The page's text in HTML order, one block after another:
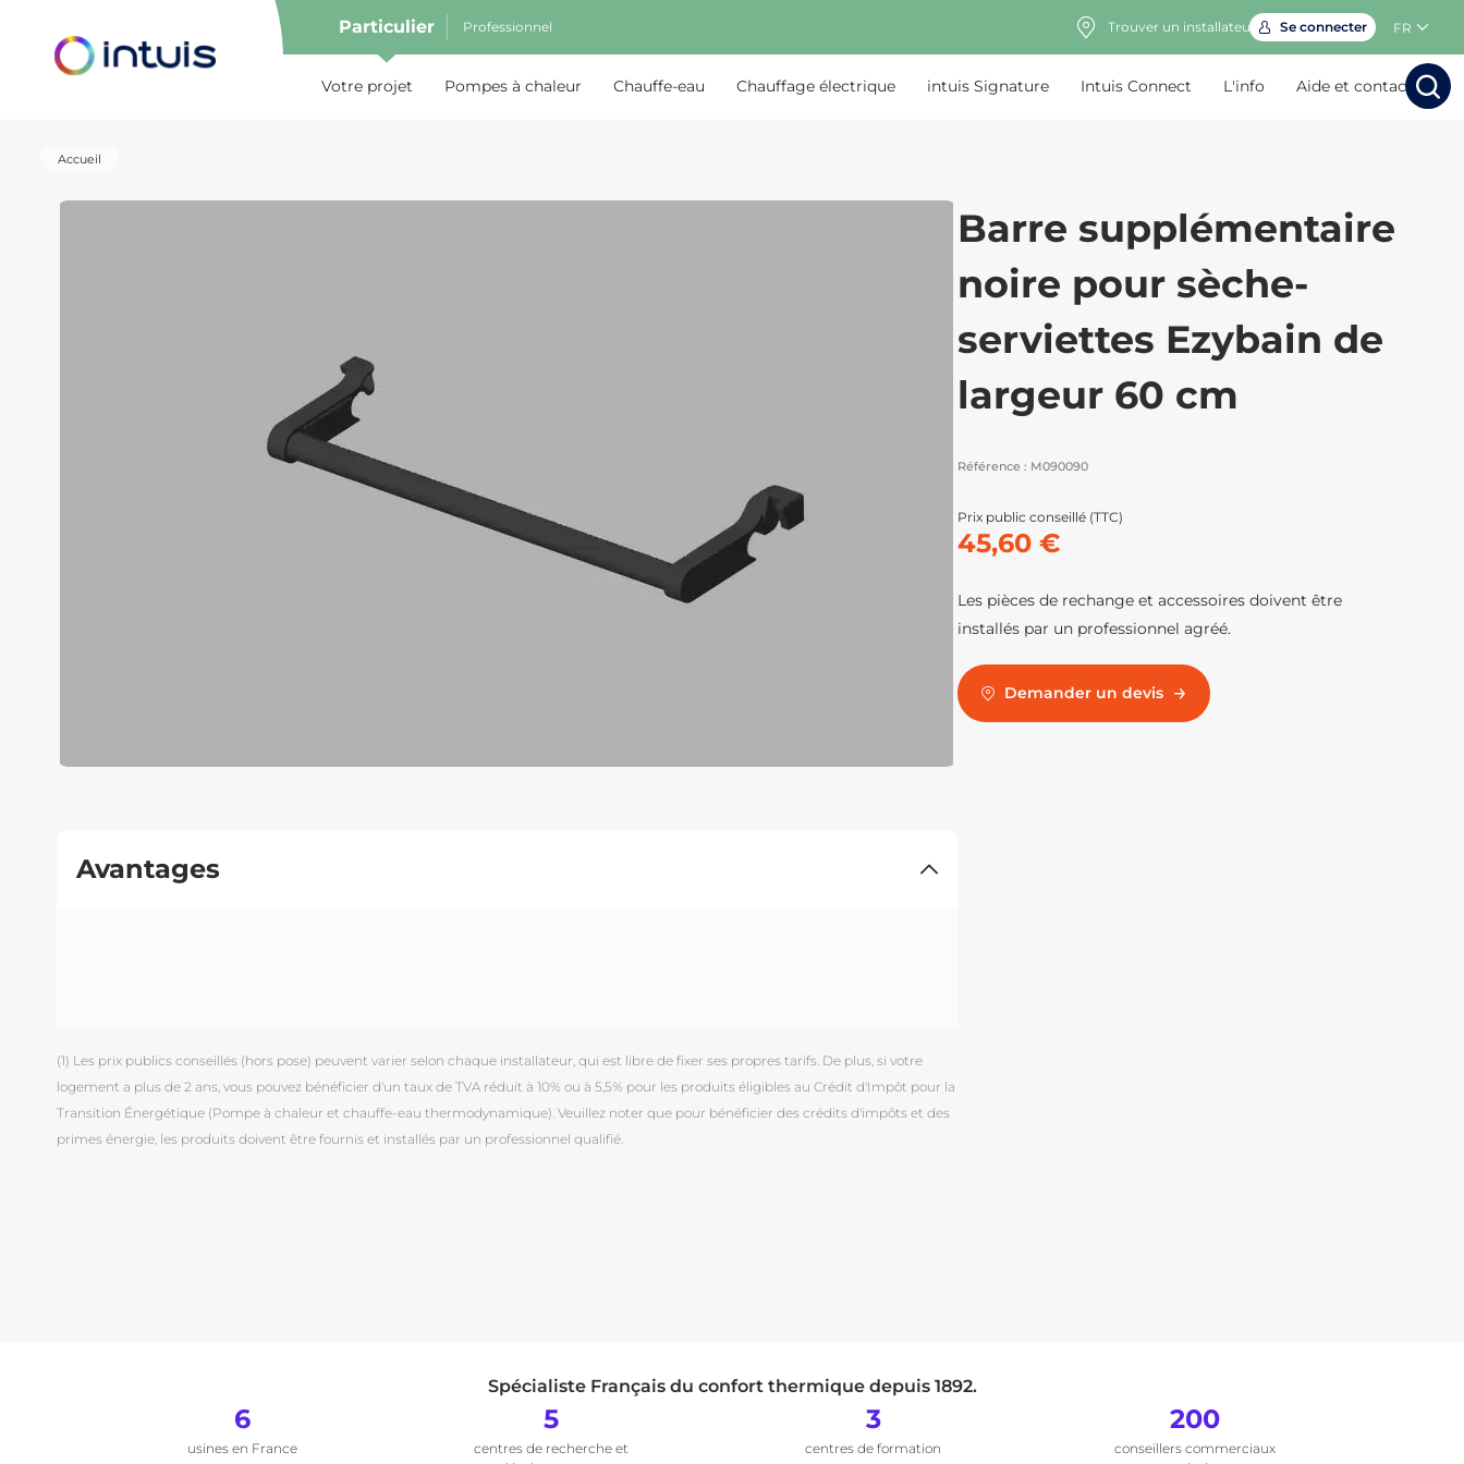
Particulier Professionnel Trouver un installateur Se connecter FR
Votre projet Pompes à chaleur Chauffe-eau Chauffage électrique intuis Signature Intuis Connect L'info Aide et contact
RechercherRechercher
menu
Accueil
Avantages
(1) Les prix publics conseillés (hors pose) peuvent varier selon chaque installateur, qui est libre de fixer ses propres tarifs. De plus, si votre
logement a plus de 2 ans, vous pouvez bénéficier d'un taux de TVA réduit à 10% ou à 5,5% pour les produits éligibles au Crédit d'Impôt pour la
Transition Énergétique (Pompe à chaleur et chauffe-eau thermodynamique). Veuillez noter que pour bénéficier des crédits d'impôts et des
primes énergie, les produits doivent être fournis et installés par un professionnel qualifié.
Barre supplémentaire
noire pour sèche-
serviettes Ezybain de
largeur 60 cm
Référence : M090090
Prix public conseillé (TTC)
45,60 €
Les pièces de rechange et accessoires doivent être
installés par un professionnel agréé.
Demander un devis
Spécialiste Français du confort thermique depuis 1892.
6
usines en France
5
centres de recherche et
3
centres de formation
200
conseillers commerciaux